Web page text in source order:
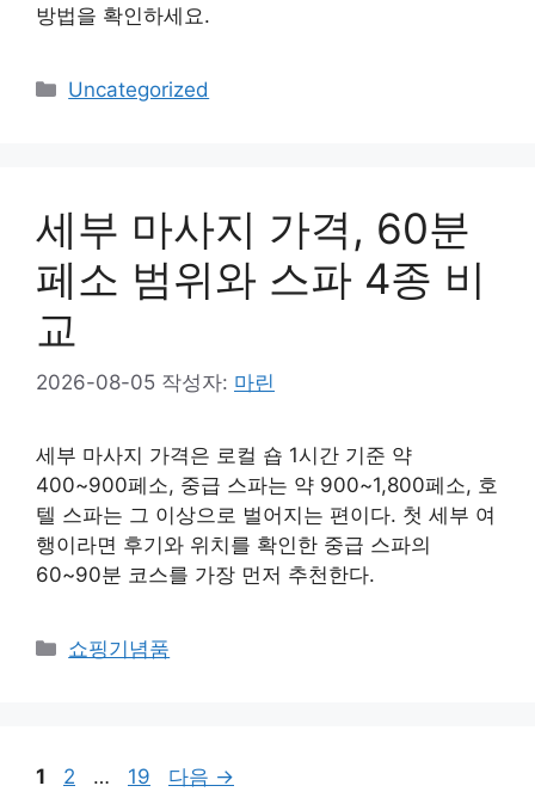
방법을 확인하세요.
카
Uncategorized
세부 마사지 가격, 60분
페소 범위와 스파 4종 비
교
2026-08-05 작성자: 마린
세부 마사지 가격은 로컬 숍 1시간 기준 약
400~900페소, 중급 스파는 약 900~1,800페소, 호
텔 스파는 그 이상으로 벌어지는 편이다. 첫 세부 여
행이라면 후기와 위치를 확인한 중급 스파의
60~90분 코스를 가장 먼저 추천한다.
카
쇼핑기념품
페
1
페
2 …
페
19 다음 →